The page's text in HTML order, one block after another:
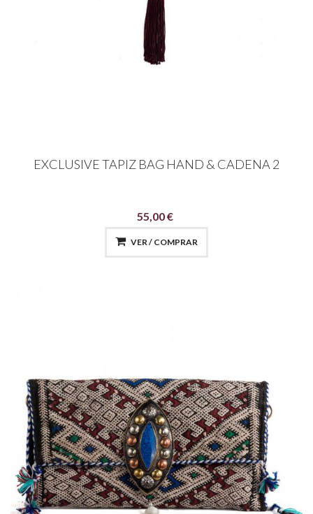
EXCLUSIVE TAPIZ BAG HAND & CADENA 2
55,00 €
VER / COMPRAR